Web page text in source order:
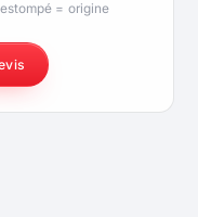
estompé = origine